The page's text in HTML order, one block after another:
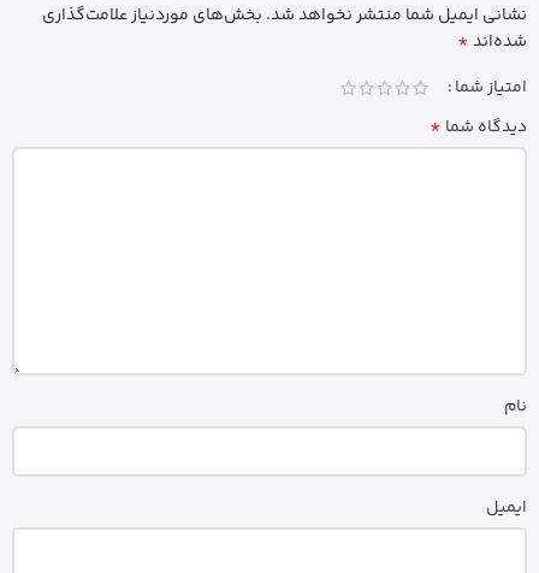
نشانی ایمیل شما منتشر نخواهد شد. بخش‌های موردنیاز علامت‌گذاری
شده‌اند*
امتیاز شما
دیدگاه شما *
نام
ایمیل